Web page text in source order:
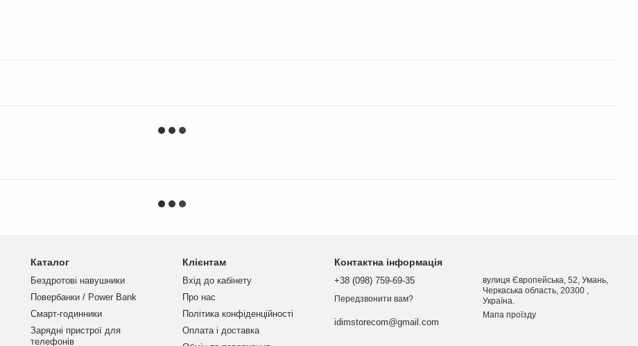
Каталог
Бездротові навушники
Повербанки / Power Bank
Смарт-годинники
Зарядні пристрої для
телефонів
Клієнтам
Вхід до кабінету
Про нас
Політика конфіденційності
Оплата і доставка
Контактна інформація
+38 (098) 759-69-35
Передзвонити вам?
idimstorecom@gmail.com
вулиця Європейська, 52, Умань,
Черкаська область, 20300 ,
Україна.
Мапа проїзду